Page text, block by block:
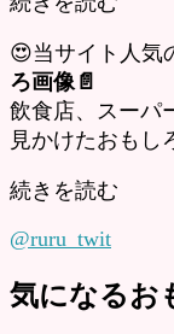
😍当サイト人気
ろ画像📄
飲食店、スーパ
見かけたおもし
続きを読む
@ruru_twit
気になるお